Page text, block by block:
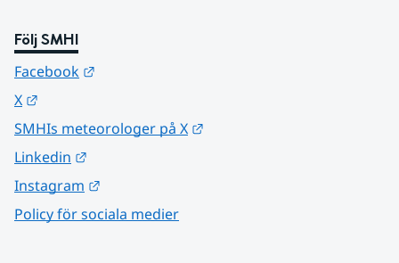
Följ SMHI
Facebook
X
SMHIs meteorologer på X
Linkedin
Instagram
Policy för sociala medier